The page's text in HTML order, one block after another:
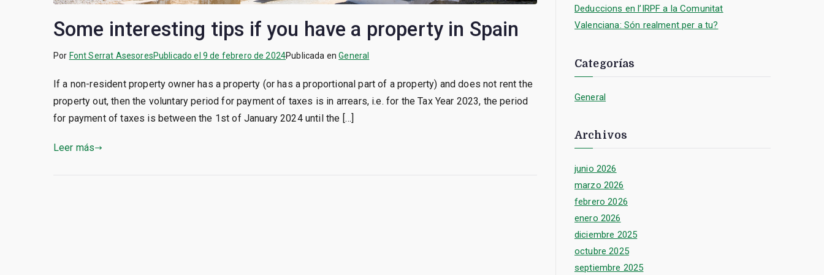
Some interesting tips if you have a property in Spain
Por Font Serrat AsesoresPublicado el 9 de febrero de 2024Publicada enGeneral
If a non-resident property owner has a property (or has a proportional part of a property) and does not rent the
property out, then the voluntary period for payment of taxes is in arrears, i.e. for the Tax Year 2023, the period
for payment of taxes is between the 1st of January 2024 until the […]
Leer más
Deduccions en l’IRPF a la Comunitat
Valenciana: Són realment per a tu?
Categorías
General
Archivos
junio 2026
marzo 2026
febrero 2026
enero 2026
diciembre 2025
octubre 2025
septiembre 2025